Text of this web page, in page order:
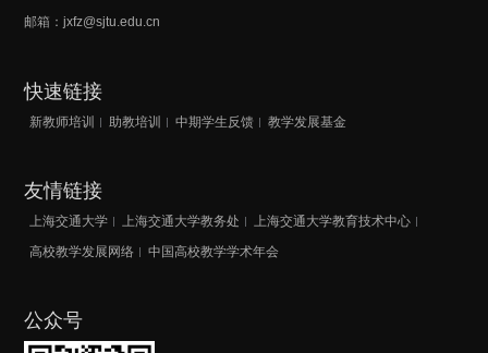
邮箱：jxfz@sjtu.edu.cn
快速链接
新教师培训 助教培训 中期学生反馈 教学发展基金
友情链接
上海交通大学 上海交通大学教务处
上海交通大学教育技术中心
高校教学发展网络
中国高校教学学术年会
公众号